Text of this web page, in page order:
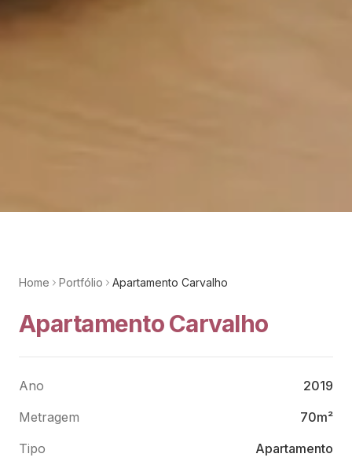
Home Portfólio Apartamento Carvalho
Apartamento Carvalho
Ano
2019
Metragem
70m²
Tipo
Apartamento